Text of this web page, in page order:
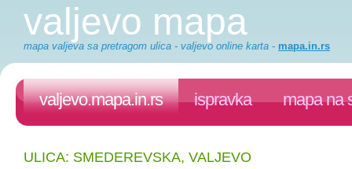
valjevo mapa
mapa valjeva sa pretragom ulica - valjevo online karta - mapa.in.rs
valjevo.mapa.in.rs ispravka mapa na
ULICA: SMEDEREVSKA, VALJEVO